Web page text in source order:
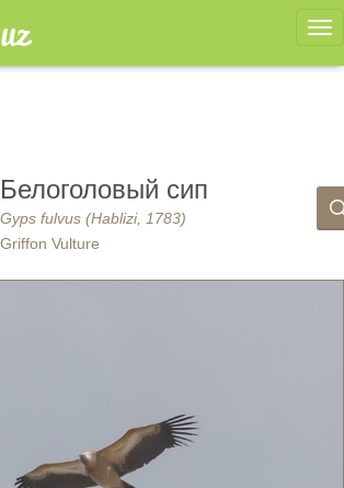
Белоголовый сип
Gyps fulvus (Hablizi, 1783)
Griffon Vulture